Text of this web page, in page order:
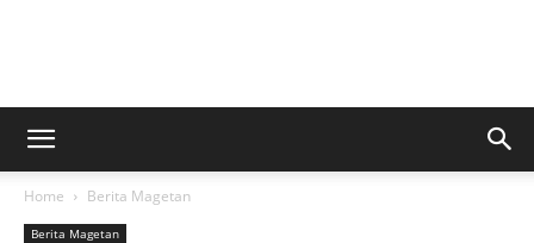
Kabar
Home Berita Magetan
Berita Magetan